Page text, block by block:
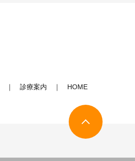
診療案内 HOME